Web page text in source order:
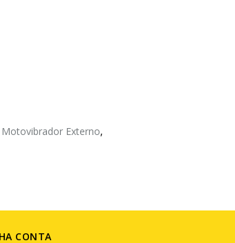
Motovibrador Externo,
CONTA